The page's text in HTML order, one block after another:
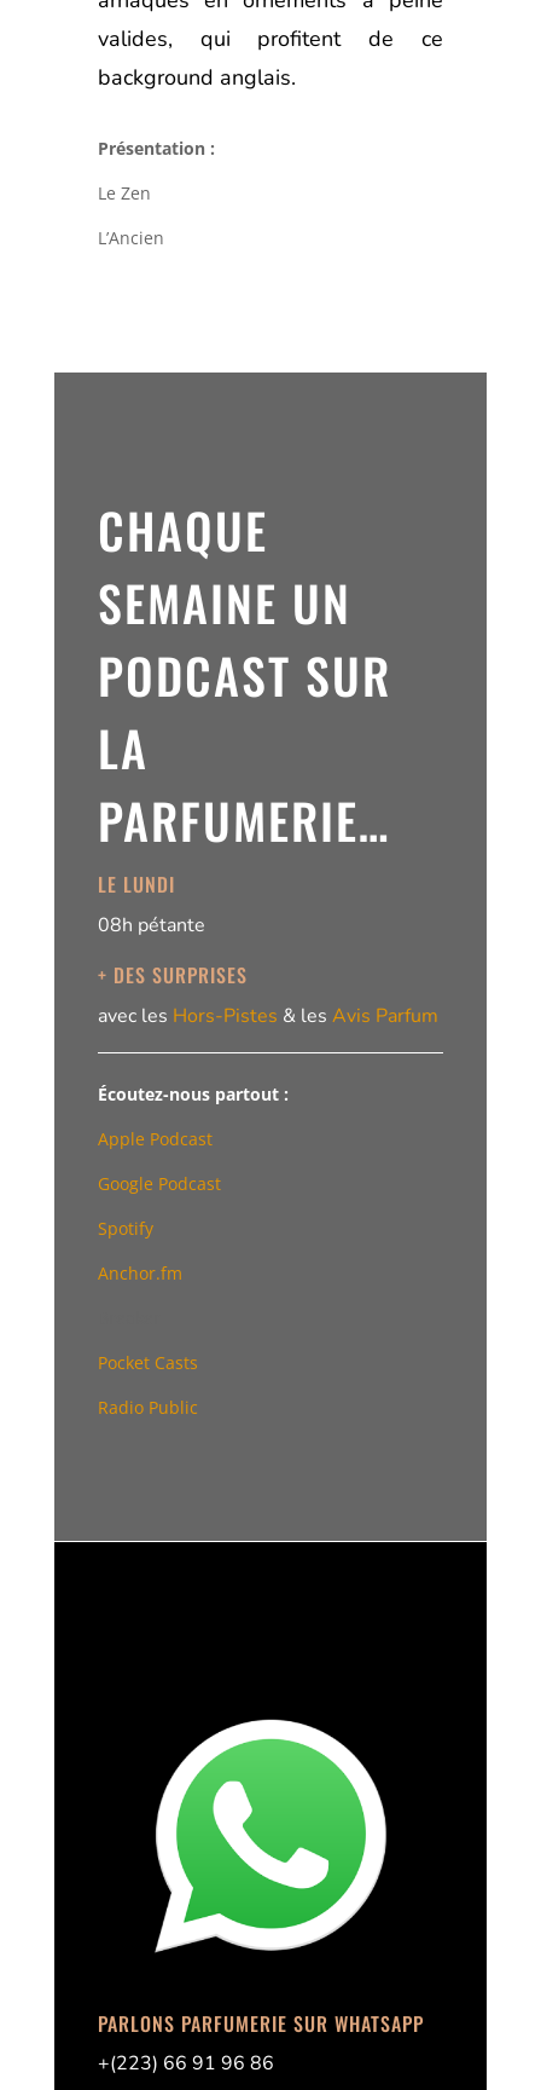
valides, qui profitent de ce
background anglais.
Présentation :
Le Zen
L’Ancien
CHAQUE
SEMAINE UN
PODCAST SUR
LA
PARFUMERIE…
LE LUNDI
08h pétante
+ DES SURPRISES
avec les Hors-Pistes & les Avis Parfum
Écoutez-nous partout :
Apple Podcast
Google Podcast
Spotify
Anchor.fm
Pocket Casts
Radio Public
PARLONS PARFUMERIE SUR WHATSAPP
+(223) 66 91 96 86